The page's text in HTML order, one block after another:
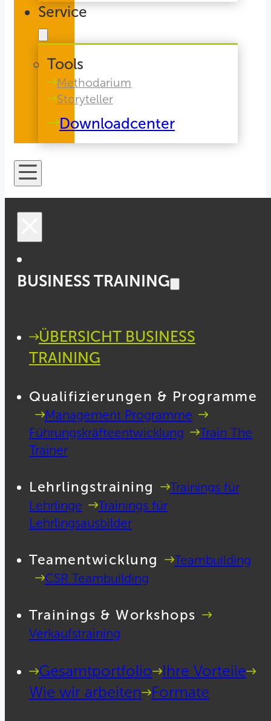
Service
Tools
Methodarium
Storyteller
Downloadcenter
BUSINESS TRAINING
ÜBERSICHT BUSINESS
TRAINING
Qualifizierungen & Programme
Management Programme
Führungskräfteentwicklung
Train The
Trainer
Lehrlingstraining
Trainings für
Lehrlinge
Trainings für
Lehrlingsausbilder
Teamentwicklung
Teambuilding
CSR Teambuilding
Trainings & Workshops
Verkaufstraining
Gesamtportfolio
Ihre Vorteile
Wie wir arbeiten
Formate